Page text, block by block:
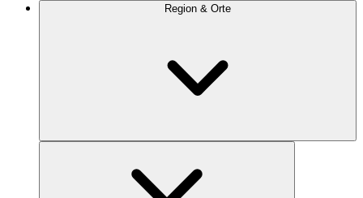
Region & Orte